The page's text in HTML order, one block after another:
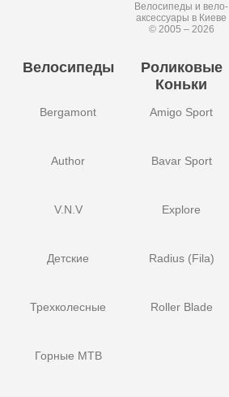
Велосипеды и вело-
аксессуары в Киеве
© 2005 – 2026
Велосипеды
Bergamont
Author
V.N.V
Детские
Трехколесные
Горные MTB
Роликовые
Коньки
Amigo Sport
Bavar Sport
Explore
Radius (Fila)
Roller Blade